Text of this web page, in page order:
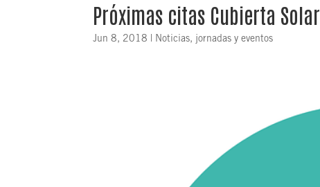
Próximas citas Cubierta Solar
Jun 8, 2018 | Noticias, jornadas y eventos